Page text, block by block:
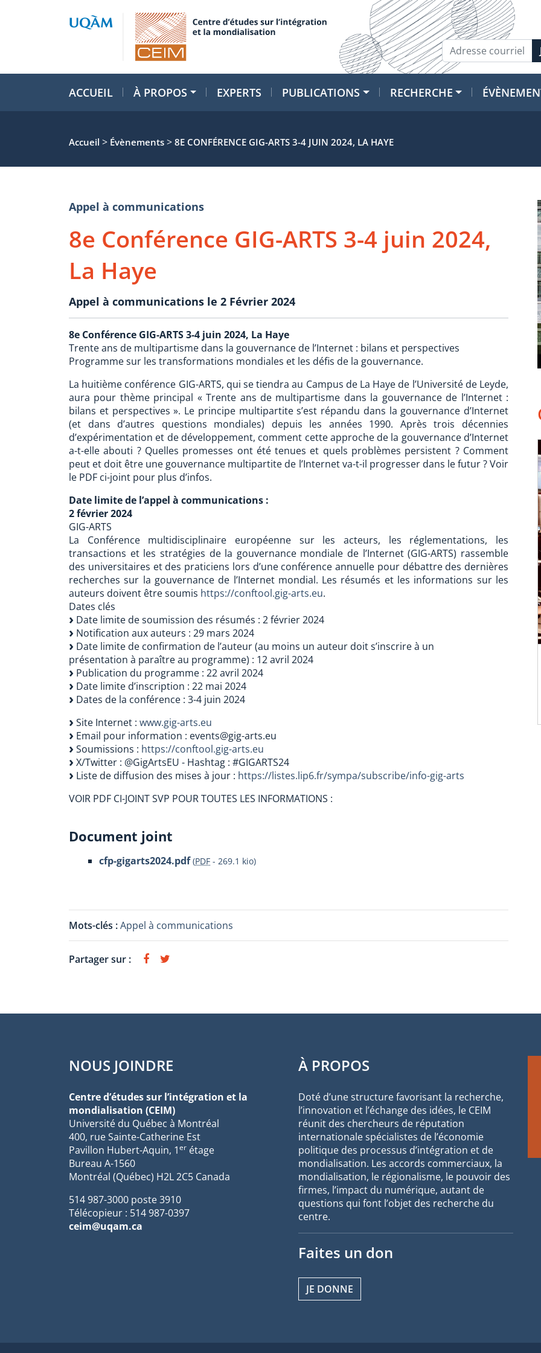
ACCUEIL À PROPOS EXPERTS PUBLICATIONS RECHERCHE
Accueil > Évènements > 8E CONFÉRENCE GIG-ARTS 3-4 JUIN 2024, LA HAYE
Appel à communications
8e Conférence GIG-ARTS 3-4 juin 2024,
La Haye
Appel à communications le 2 Février 2024
8e Conférence GIG-ARTS 3-4 juin 2024, La Haye
Trente ans de multipartisme dans la gouvernance de l’Internet : bilans et perspectives
Programme sur les transformations mondiales et les défis de la gouvernance.
La huitième conférence GIG-ARTS, qui se tiendra au Campus de La Haye de l’Université de Leyde,
aura pour thème principal « Trente ans de multipartisme dans la gouvernance de l’Internet :
bilans et perspectives ». Le principe multipartite s’est répandu dans la gouvernance d’Internet
(et dans d’autres questions mondiales) depuis les années 1990. Après trois décennies
d’expérimentation et de développement, comment cette approche de la gouvernance d’Internet
a-t-elle abouti ? Quelles promesses ont été tenues et quels problèmes persistent ? Comment
peut et doit être une gouvernance multipartite de l’Internet va-t-il progresser dans le futur ? Voir
le PDF ci-joint pour plus d’infos.
Date limite de l’appel à communications :
2 février 2024
GIG-ARTS
La Conférence multidisciplinaire européenne sur les acteurs, les réglementations, les
transactions et les stratégies de la gouvernance mondiale de l’Internet (GIG-ARTS) rassemble
des universitaires et des praticiens lors d’une conférence annuelle pour débattre des dernières
recherches sur la gouvernance de l’Internet mondial. Les résumés et les informations sur les
auteurs doivent être soumis https://conftool.gig-arts.eu.
Dates clés
Date limite de soumission des résumés : 2 février 2024
Notification aux auteurs : 29 mars 2024
Date limite de confirmation de l’auteur (au moins un auteur doit s’inscrire à un
présentation à paraître au programme) : 12 avril 2024
Publication du programme : 22 avril 2024
Date limite d’inscription : 22 mai 2024
Dates de la conférence : 3-4 juin 2024
Site Internet : www.gig-arts.eu
Email pour information : events@gig-arts.eu
Soumissions : https://conftool.gig-arts.eu
X/Twitter : @GigArtsEU - Hashtag : #GIGARTS24
Liste de diffusion des mises à jour : https://listes.lip6.fr/sympa/subscribe/info-gig-arts
VOIR PDF CI-JOINT SVP POUR TOUTES LES INFORMATIONS :
Document joint
cfp-gigarts2024.pdf (PDF - 269.1 kio)
Mots-clés :Appel à communications
Partager sur :
NOUS JOINDRE
Centre d’études sur l’intégration et la
mondialisation (CEIM)
Université du Québec à Montréal
400, rue Sainte-Catherine Est
Pavillon Hubert-Aquin, 1er étage
Bureau A-1560
Montréal (Québec) H2L 2C5 Canada
514 987-3000 poste 3910
Télécopieur : 514 987-0397
ceim@uqam.ca
À PROPOS
Doté d’une structure favorisant la recherche,
l’innovation et l’échange des idées, le CEIM
réunit des chercheurs de réputation
internationale spécialistes de l’économie
politique des processus d’intégration et de
mondialisation. Les accords commerciaux, la
mondialisation, le régionalisme, le pouvoir des
firmes, l’impact du numérique, autant de
questions qui font l’objet des recherche du
centre.
Faites un don
JE DONNE